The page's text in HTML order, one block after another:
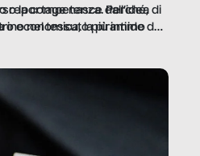
reportage nasce dall’idea
nel tessuto più intimo
la competenza. Perché, di
o economica, la piramide del